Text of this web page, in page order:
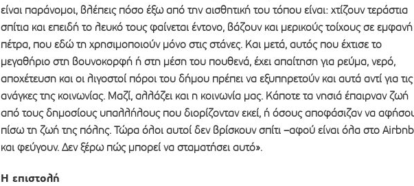
είναι παράνομοι, βλέπεις πόσο έξω από την αισθητική του τόπου είναι: χτίζουν τεράστια
σπίτια και επειδή το λευκό τους φαίνεται έντονο, βάζουν και μερικούς τοίχους σε εμφανή
πέτρα, που εδώ τη χρησιμοποιούν μόνο στις στάνες. Και μετά, αυτός που έχτισε το
μεγαθήριο στη βουνοκορφή ή στη μέση του πουθενά, έχει απαίτηση για ρεύμα, νερό,
αποχέτευση και οι λιγοστοί πόροι του δήμου πρέπει να εξυπηρετούν και αυτά αντί για τις
ανάγκες της κοινωνίας. Μαζί, αλλάζει και η κοινωνία μας. Κάποτε τα νησιά έπαιρναν ζωή
από τους δημοσίους υπαλλήλους που διορίζονταν εκεί, ή όσους αποφάσιζαν να
πίσω τη ζωή της πόλης. Τώρα όλοι αυτοί δεν βρίσκουν σπίτι –αφού είναι όλα στο
και φεύγουν. Δεν ξέρω πώς μπορεί να σταματήσει αυτό».
Η επιστολή